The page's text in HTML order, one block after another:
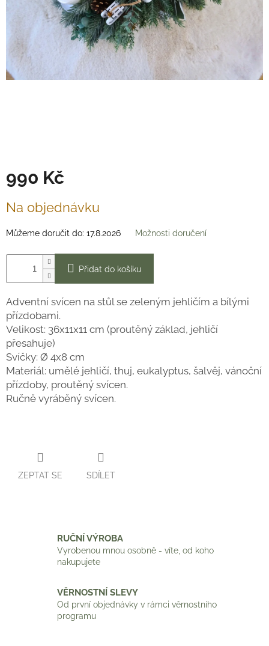
Hodnocení
obchodu
mně
Kontakty
Přihlášení
990 Kč
cena:
Na objednávku
Můžeme doručit do: 17.8.2026 Možnosti doručení
Přidat do košíku
Adventní svícen na stůl se zeleným jehličím a bílými
přízdobami.
Velikost: 36x11x11 cm (proutěný základ, jehličí
přesahuje)
Svíčky: Ø 4x8 cm
Materiál: umělé jehličí, thuj, eukalyptus, šalvěj, vánoční
přízdoby, proutěný svícen.
Ručně vyráběný svícen.
ZEPTAT SE SDÍLET
RUČNÍ VÝROBA
Vyrobenou mnou osobně - víte, od koho
nakupujete
VĚRNOSTNÍ SLEVY
Od první objednávky v rámci věrnostního
programu